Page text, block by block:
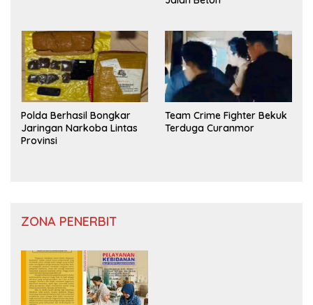
Polda Berhasil Bongkar
Jaringan Narkoba Lintas
Provinsi
Team Crime Fighter Bekuk
Terduga Curanmor
ZONA PENERBIT